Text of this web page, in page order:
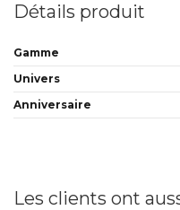
Détails produit
Gamme
Univers
Anniversaire
Les clients ont